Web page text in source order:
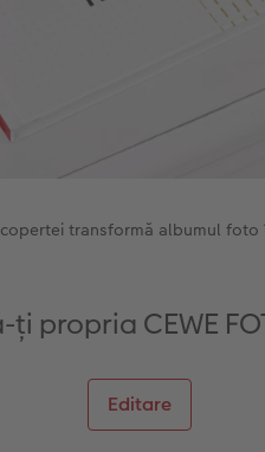
transformă albumul
propria CEWE
Editare